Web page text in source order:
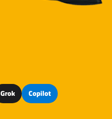
Grok Copilot